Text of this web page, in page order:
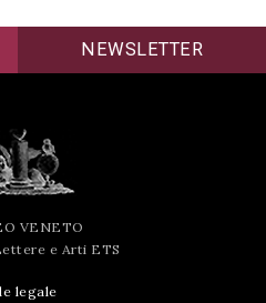
NEWSLETTER
VENETO
e Arti ETS
legale